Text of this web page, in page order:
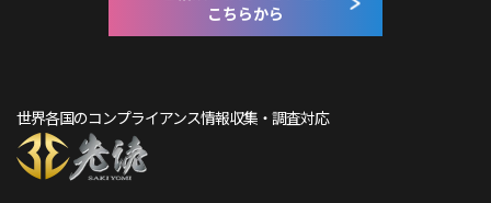
こちらから
世界各国のコンプライアンス情報収集・調査対応